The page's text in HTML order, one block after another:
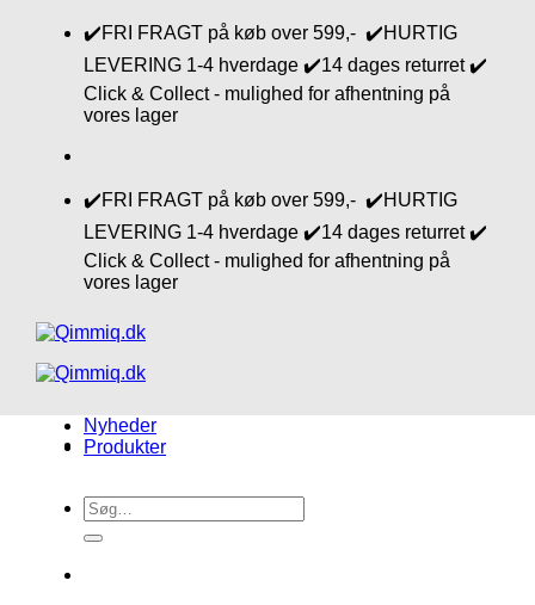
✔️FRI FRAGT på køb over 599,- ✔️HURTIG
LEVERING 1-4 hverdage ✔️14 dages returret ✔️
Click & Collect - mulighed for afhentning på
vores lager
✔️FRI FRAGT på køb over 599,- ✔️HURTIG
LEVERING 1-4 hverdage ✔️14 dages returret ✔️
Click & Collect - mulighed for afhentning på
vores lager
Søg
efter:
Nyheder
Produkter